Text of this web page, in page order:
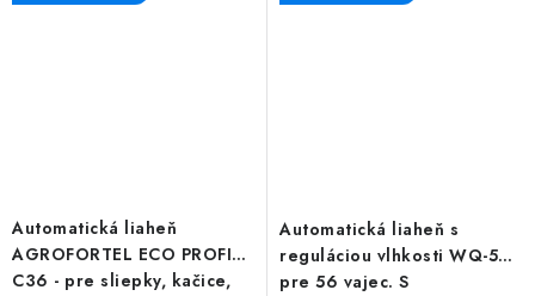
Automatická liaheň
AGROFORTEL ECO PROFI
C36 - pre sliepky, kačice,
Automatická liaheň s
reguláciou vlhkosti WQ-56A
pre 56 vajec. S